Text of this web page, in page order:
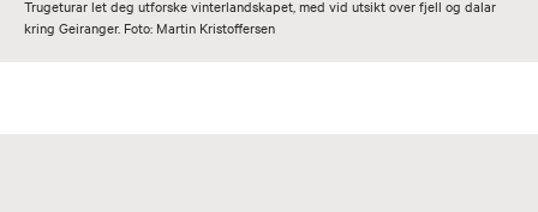
Trugeturar let deg utforske vinterlandskapet, med vid utsikt over fjell og dalar
kring Geiranger. Foto: Martin Kristoffersen